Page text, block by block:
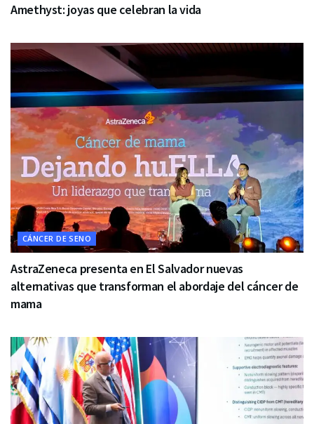
Amethyst: joyas que celebran la vida
CÁNCER DE SENO
AstraZeneca presenta en El Salvador nuevas
alternativas que transforman el abordaje del cáncer de
mama